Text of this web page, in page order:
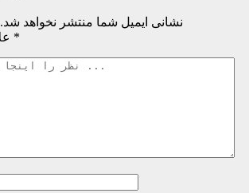
نشانی ایمیل شما منتشر نخواهد شد.
*